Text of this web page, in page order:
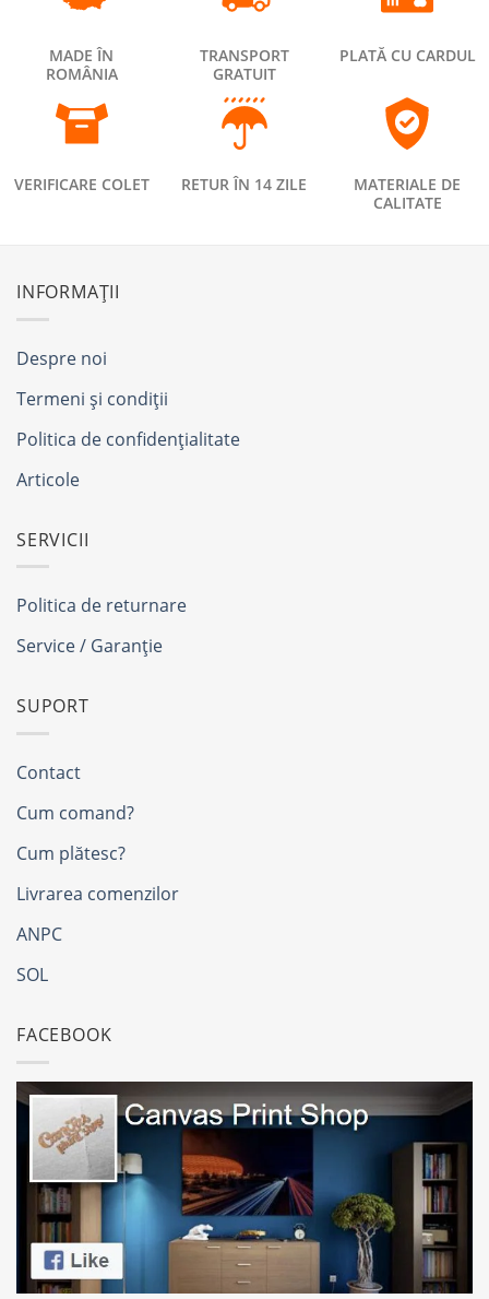
MADE ÎN
ROMÂNIA
TRANSPORT
GRATUIT
PLATĂ CU CARDUL
VERIFICARE COLET RETUR ÎN 14 ZILE
MATERIALE DE
CALITATE
INFORMAȚII
Despre noi
Termeni și condiții
Politica de confidențialitate
Articole
SERVICII
Politica de returnare
Service / Garanție
SUPORT
Contact
Cum comand?
Cum plătesc?
Livrarea comenzilor
ANPC
SOL
FACEBOOK